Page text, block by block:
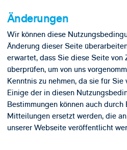
Änderungen
Wir können diese
Änderung dieser Seite
erwartet, dass Sie diese Seite von
überprüfen, um von uns
Kenntnis zu nehmen, da sie für
Einige der in diesen
Bestimmungen können auch
Mitteilungen ersetzt werden, die
unserer Webseite veröffentlicht